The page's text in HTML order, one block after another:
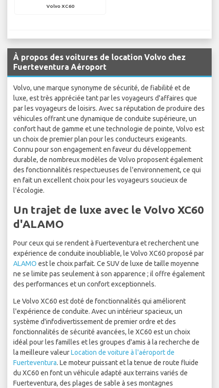
Volvo XC60
À propos des voitures de location Volvo chez
Fuerteventura Aéroport
Volvo, une marque synonyme de sécurité, de fiabilité et de
luxe, est très appréciée tant par les voyageurs d'affaires que
par les voyageurs de loisirs. Avec sa réputation de produire des
véhicules offrant une dynamique de conduite supérieure, un
confort haut de gamme et une technologie de pointe, Volvo est
un choix de premier plan pour les conducteurs exigeants.
Connu pour son engagement en faveur du développement
durable, de nombreux modèles de Volvo proposent également
des fonctionnalités respectueuses de l'environnement, ce qui
en fait un excellent choix pour les voyageurs soucieux de
l'écologie.
Un trajet de luxe avec le Volvo XC60
d'ALAMO
Pour ceux qui se rendent à Fuerteventura et recherchent une
expérience de conduite inoubliable, le Volvo XC60 proposé par
ALAMO est le choix parfait. Ce SUV de luxe de taille moyenne
ne se limite pas seulement à son apparence ; il offre également
des performances et un confort exceptionnels.
Le Volvo XC60 est doté de fonctionnalités qui améliorent
l'expérience de conduite. Avec un intérieur spacieux, un
système d'infodivertissement de premier ordre et des
fonctionnalités de sécurité avancées, le XC60 est un choix
idéal pour les familles et les groupes d'amis à la recherche de
la meilleure valeurLocation de voiture à l'aéroport de
Fuerteventura. Le moteur puissant et la tenue de route fluide
du XC60 en font un véhicule adapté aux terrains variés de
Fuerteventura, des plages de sable à ses montagnes